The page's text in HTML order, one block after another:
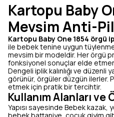
Kartopu Baby
Mevsim Anti-
Kartopu Baby One 1854 örgü
ile bebek tenine uygun
mevsim bir modeldir. Her örgü
fonksiyonel sonuçlar elde
Dengeli iplik kalınlığı ve düzenli
görünür, örgüler düzgün ilerler.
etmek için pratik bir tercihtir.
Kullanım Alanları
Yapısı sayesinde Bebek